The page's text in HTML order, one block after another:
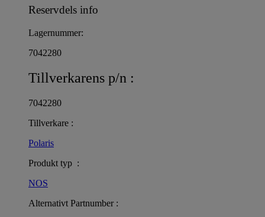
Reservdels info
Lagernummer:
7042280
Tillverkarens p/n :
7042280
Tillverkare :
Polaris
Produkt typ :
NOS
Alternativt Partnumber :